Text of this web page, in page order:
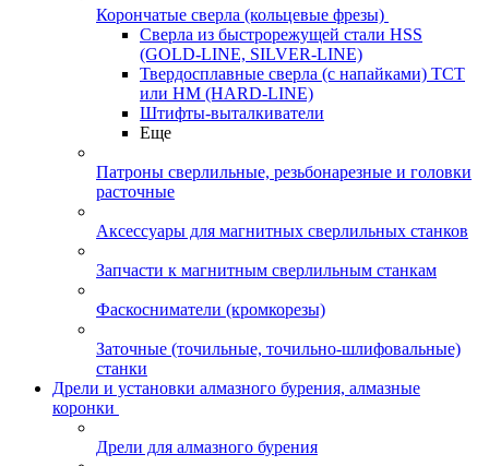
Корончатые сверла (кольцевые фрезы)
Сверла из быстрорежущей стали HSS
(GOLD-LINE, SILVER-LINE)
Твердосплавные сверла (с напайками) ТСТ
или HM (HARD-LINE)
Штифты-выталкиватели
Еще
Патроны сверлильные, резьбонарезные и головки
расточные
Аксессуары для магнитных сверлильных станков
Запчасти к магнитным сверлильным станкам
Фаскосниматели (кромкорезы)
Заточные (точильные, точильно-шлифовальные)
станки
Дрели и установки алмазного бурения, алмазные
коронки
Дрели для алмазного бурения